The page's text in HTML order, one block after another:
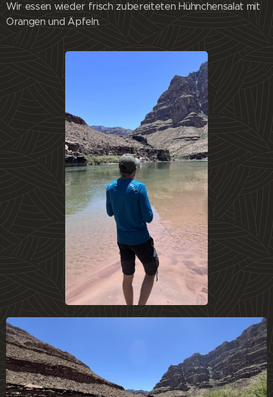
Wir essen wieder frisch zubereiteten Hühnchensalat mit
Orangen und Äpfeln.